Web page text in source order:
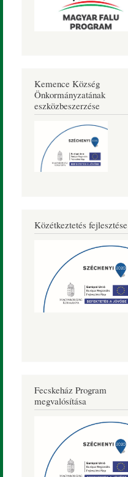
Kemence Község
Önkormányzatának
eszközbeszerzése
Közétkeztetés fejlesztése
Fecskeház Program
megvalósítása